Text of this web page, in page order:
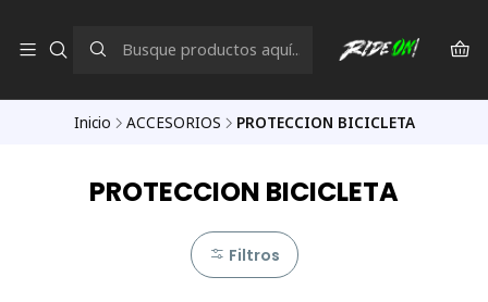
Inicio ACCESORIOS PROTECCION BICICLETA
PROTECCION BICICLETA
Filtros